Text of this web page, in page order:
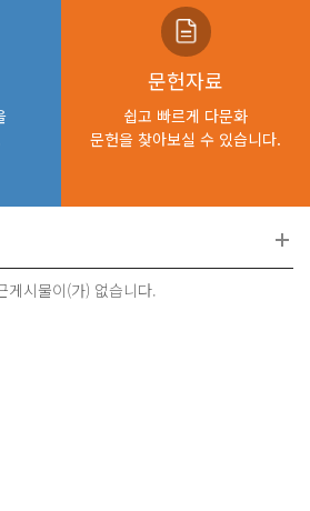
문헌자료
쉽고 빠르게 다문화
문헌을 찾아보실 수 있습니다.
게시물이(가) 없습니다.